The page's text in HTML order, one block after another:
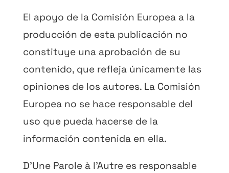
El apoyo de la Comisión Europea a la
producción de esta publicación no
constituye una aprobación de su
contenido, que refleja únicamente las
opiniones de los autores. La Comisión
Europea no se hace responsable del
uso que pueda hacerse de la
información contenida en ella.
D’Une Parole à l’Autre es responsable